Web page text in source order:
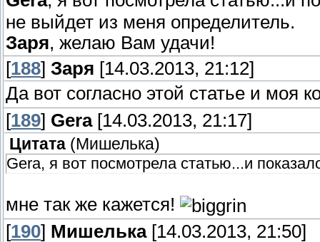
не выйдет из меня определитель.
Заря, желаю Вам удачи!
[188] Заря [14.03.2013, 21:12]
Да вот согласно этой статье и моя
[189] Gera[14.03.2013, 21:17]
Цитата (Мишелька)
Gera, я вот посмотрела статью...и
мне так же кажется!
[190] Мишелька[14.03.2013, 21:50]